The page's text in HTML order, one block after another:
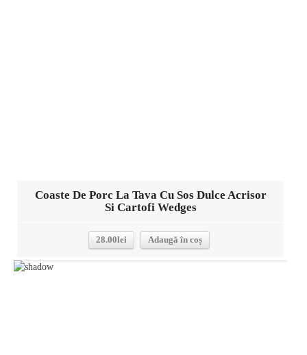
Coaste De Porc La Tava Cu Sos Dulce Acrisor
Si Cartofi Wedges
28.00lei Adaugă în coș